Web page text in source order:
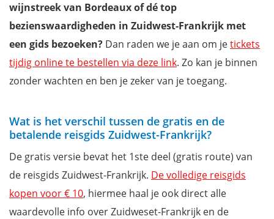
wijnstreek van Bordeaux of dé top
bezienswaardigheden in Zuidwest-Frankrijk met
een gids bezoeken? Dan raden we je aan om jetickets
tijdig online te bestellen via deze link. Zo kan je binnen
zonder wachten en ben je zeker van je toegang.
Wat is het verschil tussen de gratis en de
betalende reisgids Zuidwest-Frankrijk?
De gratis versie bevat het 1ste deel (gratis route) van
de reisgids Zuidwest-Frankrijk. De volledige reisgids
kopen voor € 10, hiermee haal je ook direct alle
waardevolle info over Zuidweset-Frankrijk en de